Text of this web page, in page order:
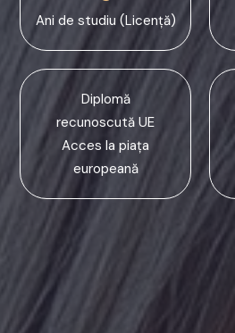
Ani de studiu (Licență)
Diplomă
recunoscută UE
Acces la piața
europeană